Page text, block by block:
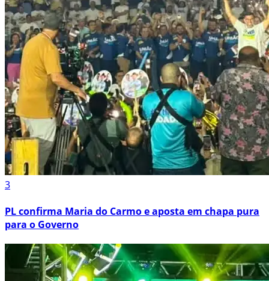
3
PL confirma Maria do Carmo e aposta em chapa pura
para o Governo